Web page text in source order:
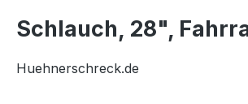
Schlauch, 28",
Huehnerschreck.de